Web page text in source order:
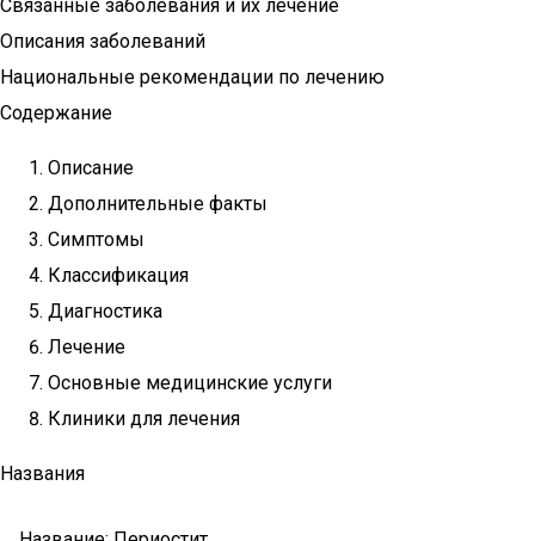
Связанные заболевания и их лечение
Описания заболеваний
Национальные рекомендации по лечению
Содержание
Описание
Дополнительные факты
Симптомы
Классификация
Диагностика
Лечение
Основные медицинские услуги
Клиники для лечения
Названия